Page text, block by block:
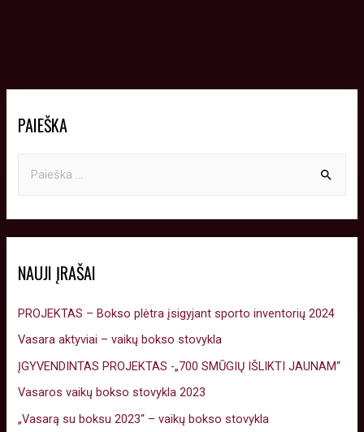
PAIEŠKA
NAUJI ĮRAŠAI
PROJEKTAS – Bokso plėtra įsigyjant sporto inventorių 2024
Vasara aktyviai – vaikų bokso stovykla
ĮGYVENDINTAS PROJEKTAS -„700 SMŪGIŲ IŠLIKTI JAUNAM“
Vasaros vaikų bokso stovykla 2023
„Vasarą su boksu 2023“ – vaikų bokso stovykla